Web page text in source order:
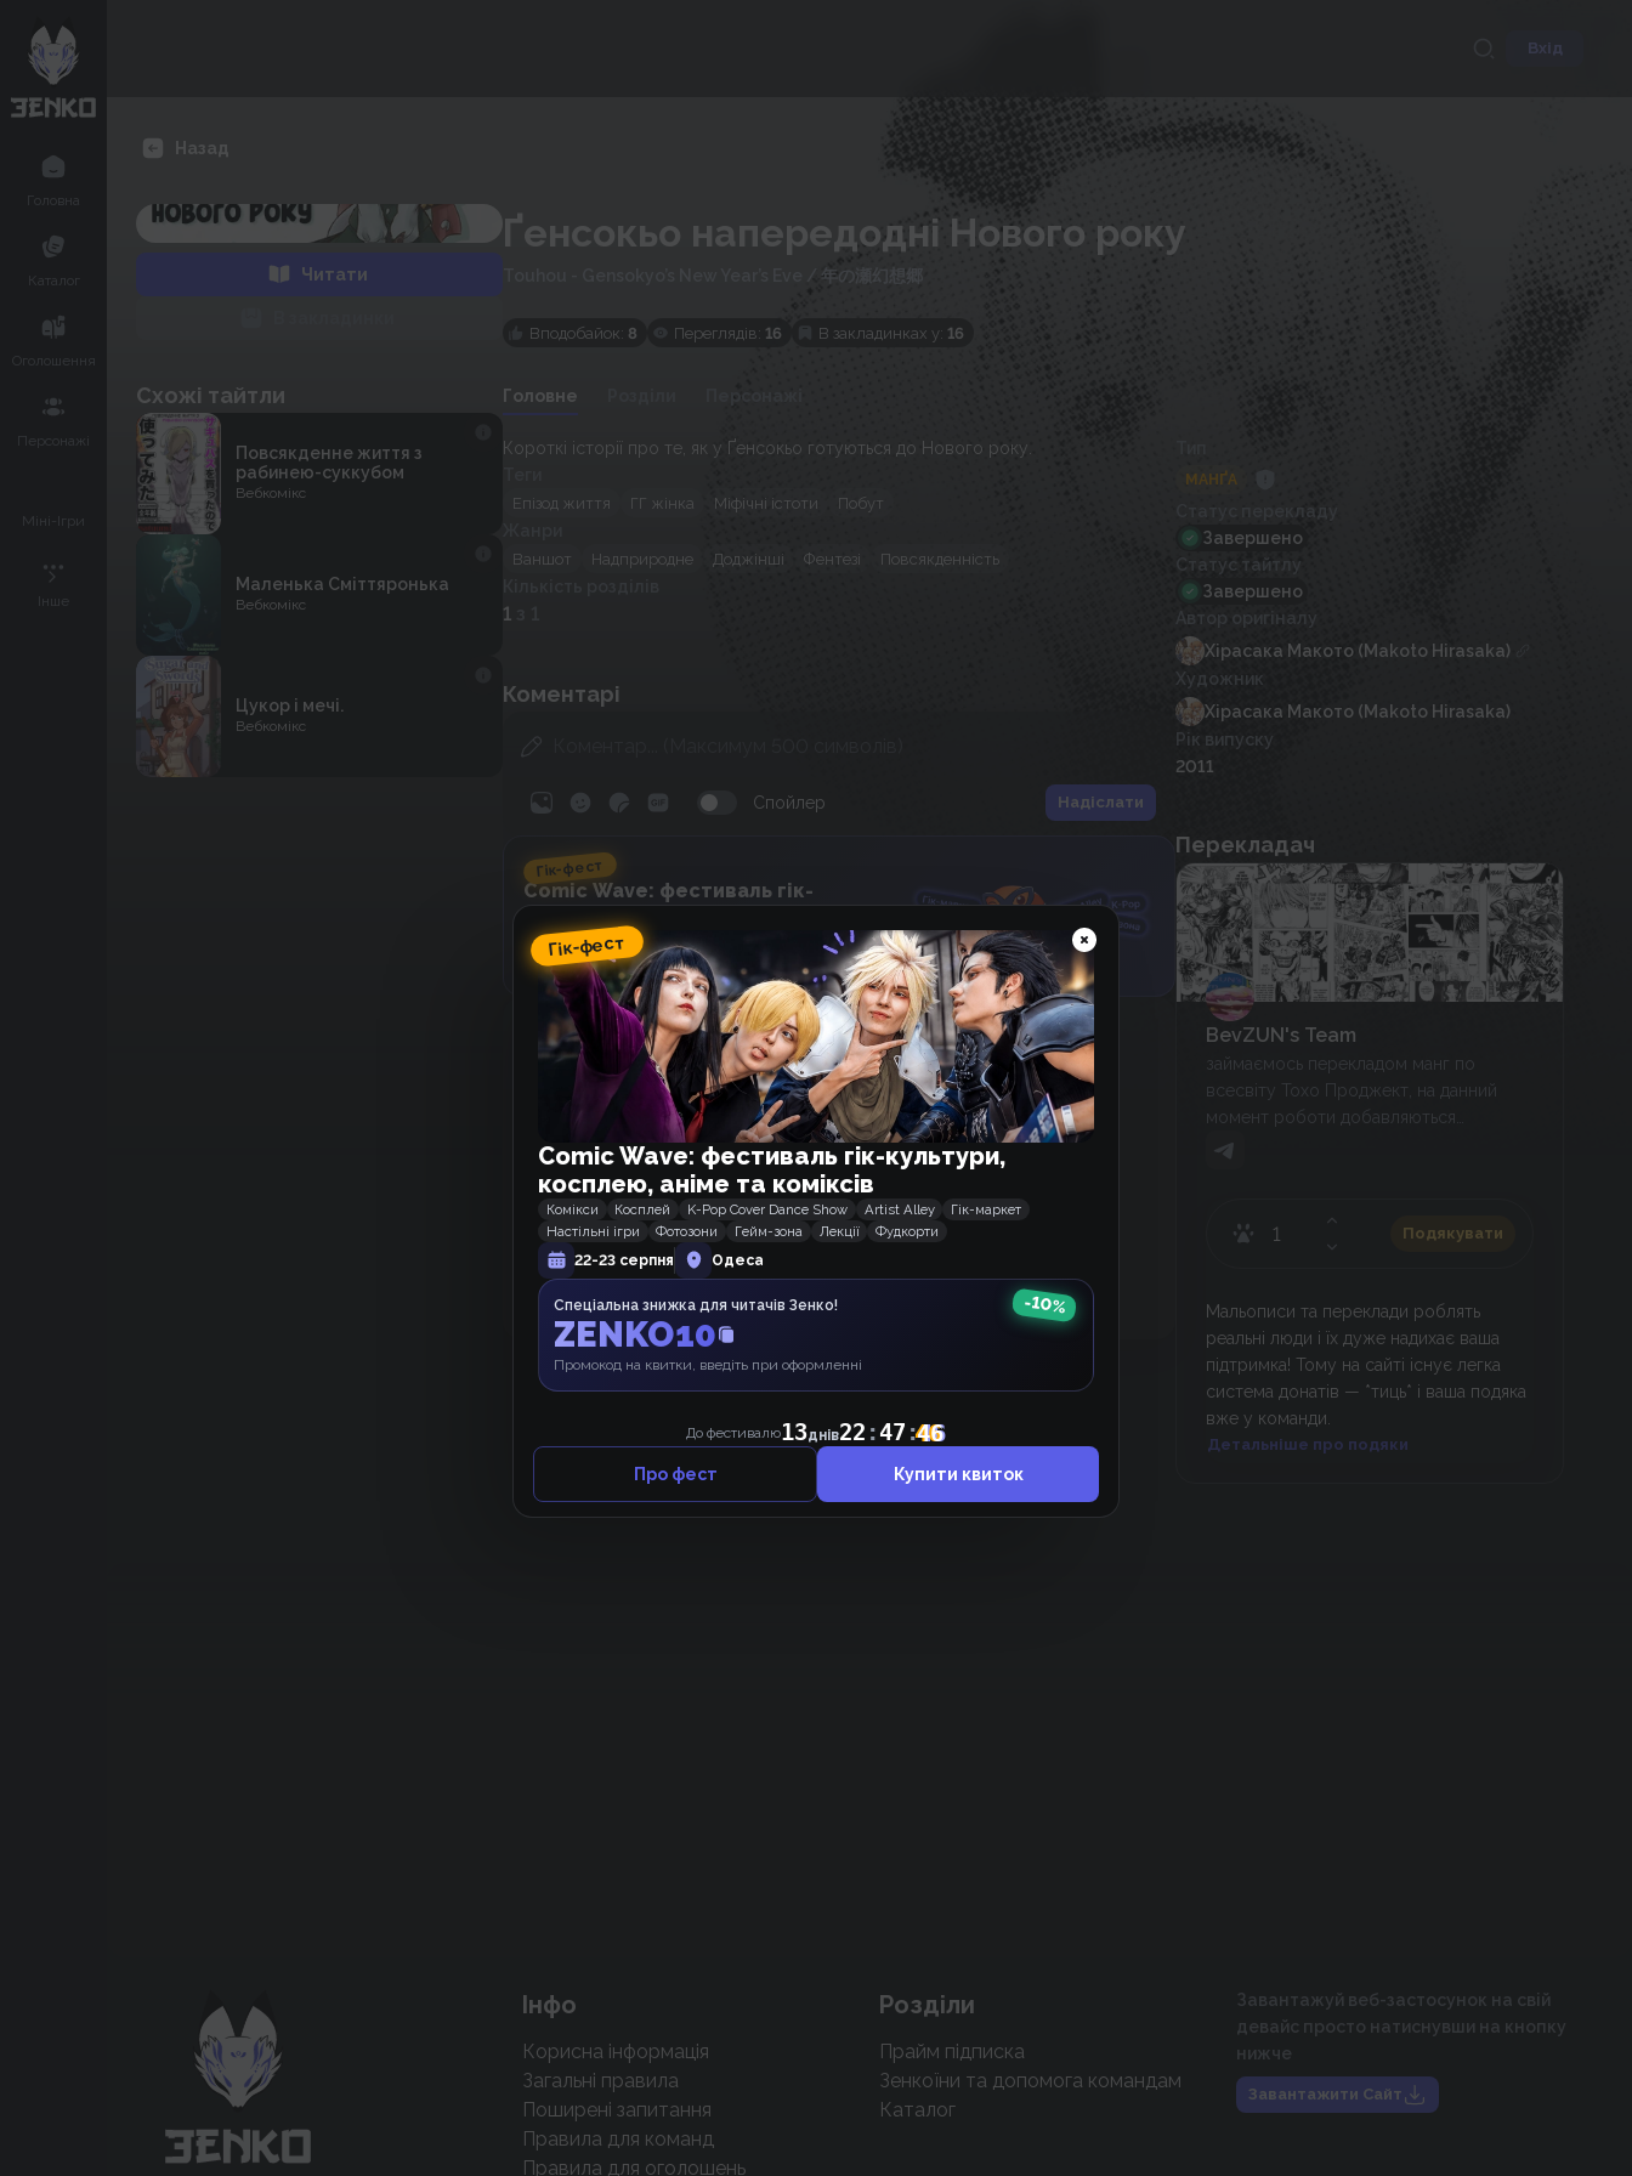
Вхід
Головна
Каталог
Оголошення
Персонажі
Міні-Ігри
Інше
Назад
Читати
Схожі тайтли
Повсякденне життя з
рабинею-суккубом
Вебкомікс
Маленька Сміттяронька
Вебкомікс
Цукор і мечі.
Вебкомікс
Ґенсокьо напередодні Нового року
/ 年の瀬幻想郷
Вподобайок: 8 Переглядів: 16 В закладинках у: 16
Головне Персонажі
Короткі історії про те, як у Ґенсокьо готуються до Нового року.
Епізод життя ГГ жінка Міфічні істоти Побут
Ваншот Надприродне Доджінші Фентезі Повсякденність
1
Коментарі
Спойлер Надіслати
Гік-фест
Comic Wave: фестиваль гік-
культури, косплею, аніме та
коміксів
До фестивалю13днів22:47:
Щось ніхто не коментує, може, почнемо 👉👈 ?
МАНҐА
Статус перекладу
Завершено
Статус тайтлу
Завершено
Автор оригіналу
Хірасака Макото (Makoto Hirasaka)
Художник
Хірасака Макото (Makoto Hirasaka)
Рік випуску
2011
Перекладач
BevZUN's Team
займаємось перекладом манг по
всесвіту Тохо Проджект, на данний
момент роботи добавляються
повільно, бо головний перекладач,
Подякувати
Мальописи та переклади роблять
реальні люди і їх дуже надихає ваша
підтримка! Тому на сайті існує легка
система донатів — *тиць* і ваша подяка
вже у команди.
Детальніше про подяки
крутих нововведень
Підтримати проєкт
Інфо
Корисна інформація
Загальні правила
Поширені запитання
Правила для команд
Правила для оголошень
Розділи
Прайм підписка
Зенкоїни та допомога командам
Каталог
Завантажуй веб-застосунок на свій
девайс просто натиснувши на кнопку
нижче
Завантажити Сайт
Гік-фест
Comic Wave: фестиваль гік-культури,
косплею, аніме та коміксів
Комікси Косплей K-Pop Cover Dance Show Artist Alley
Гік-маркет
Настільні ігри
Фотозони Гейм-зона Лекції
Фудкорти
22-23 серпня
Одеса
Спеціальна знижка для читачів Зенко!
ZENKO10
Промокод на квитки, введіть при оформленні
-10%
До фестивалю13днів22 :47 :46
Про фест Купити квиток